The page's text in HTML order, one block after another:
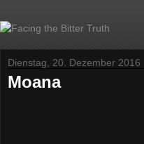
Dienstag, 20. Dezember 2016
Moana